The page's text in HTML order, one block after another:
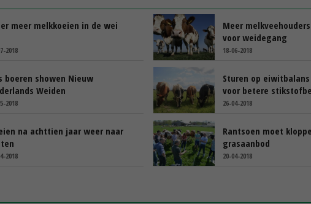
meer melkkoeien in de wei
2018
Meer melkveehouders
voor weidegang
18-06-2018
boeren showen Nieuw
Weiden
2018
Sturen op
voor betere
26-04-2018
na achttien jaar weer naar
2018
Rantsoen moet
grasaanbod
20-04-2018